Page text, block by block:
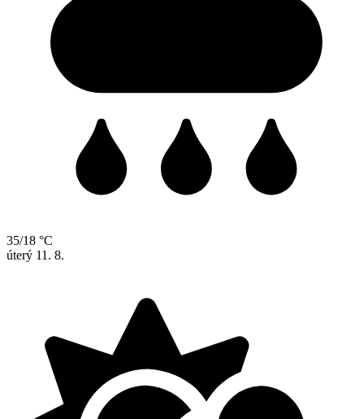
35/18 °C
úterý 11. 8.